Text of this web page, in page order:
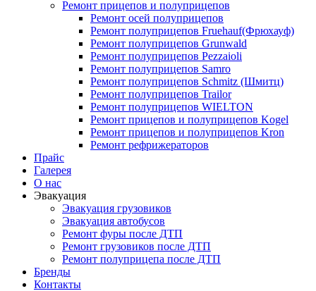
Ремонт прицепов и полуприцепов
Ремонт осей полуприцепов
Ремонт полуприцепов Fruehauf(Фрюхауф)
Ремонт полуприцепов Grunwald
Ремонт полуприцепов Pezzaioli
Ремонт полуприцепов Samro
Ремонт полуприцепов Schmitz (Шмитц)
Ремонт полуприцепов Trailor
Ремонт полуприцепов WIELTON
Ремонт прицепов и полуприцепов Kogel
Ремонт прицепов и полуприцепов Kron
Ремонт рефрижераторов
Прайс
Галерея
О нас
Эвакуация
Эвакуация грузовиков
Эвакуация автобусов
Ремонт фуры после ДТП
Ремонт грузовиков после ДТП
Ремонт полуприцепа после ДТП
Бренды
Контакты